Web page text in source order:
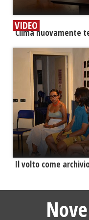
VIDEO
​Clima nuovamente
​Il volto come